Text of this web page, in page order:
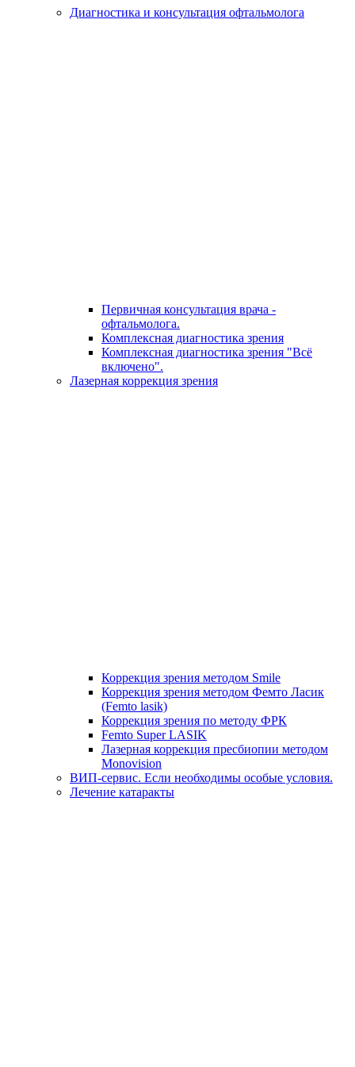
Диагностика и консультация офтальмолога
Первичная консультация врача -
офтальмолога.
Комплексная диагностика зрения
Комплексная диагностика зрения "Всё
включено".
Лазерная коррекция зрения
Коррекция зрения методом Smile
Коррекция зрения методом Фемто Ласик
(Femto lasik)
Коррекция зрения по методу ФРК
Femto Super LASIK
Лазерная коррекция пресбиопии методом
Monovision
ВИП-сервис. Если необходимы особые условия.
Лечение катаракты